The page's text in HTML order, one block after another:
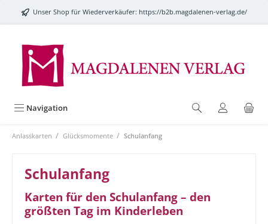
springenUnser Shop für Wiederverkäufer: https://b2b.magdalenen-verlag.de/
Navigation
Anlasskarten / Glücksmomente / Schulanfang
Schulanfang
Karten für den Schulanfang – den
größten Tag im Kinderleben